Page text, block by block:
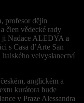
profesor dějin
člen vědecké rady
ji Nadace ALEDYA a
s Casa d’Arte San
velvyslanectví
anglickém a
kurátora bude
v Praze Alessandra